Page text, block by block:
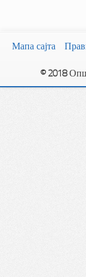
Мапа сајта
© 2018